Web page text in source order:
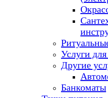
Услуги
Другие
Банкоматы